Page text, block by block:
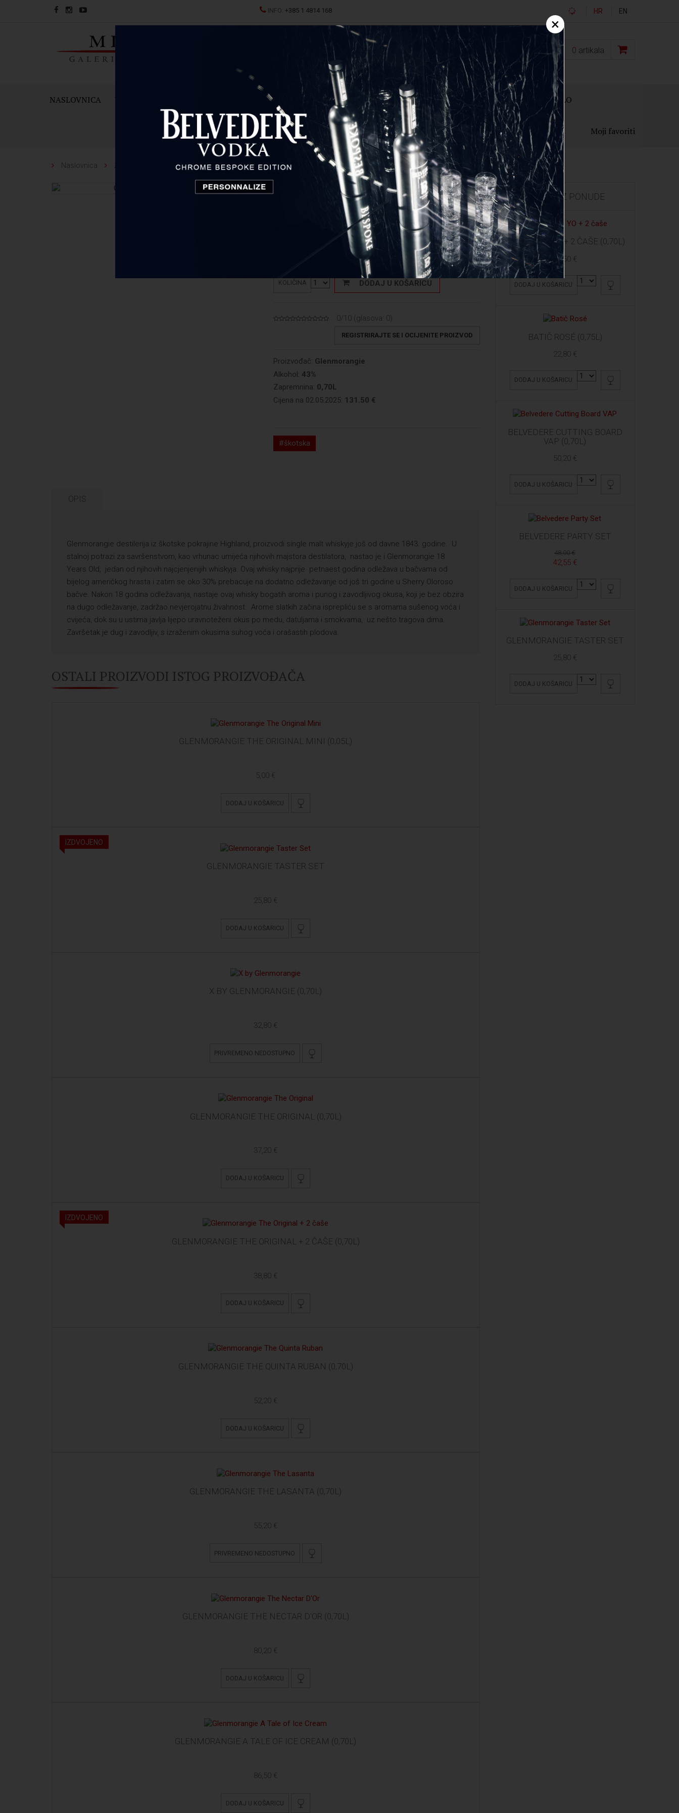
INFO: +385 1 4814 168 HR EN
0,00 € 0 artikala
NASLOVNICA VINA SPRITZ ŽESTOKA PIĆA ČAŠE I DEKANTERI POKLON PAKIRANJA OSTALO
Moji favoriti
Naslovnica Glenmorangie Glenmorangie 18 Years Old
Glenmorangie 18 Years Old
Škotska, Ujedinjeno Kraljevstvo
€
KOLIČINA DODAJ U KOŠARICU
0/10 (glasova: 0)
REGISTRIRAJTE SE I OCIJENITE PROIZVOD
Proizvođač: Glenmorangie
Alkohol: 43%
Zapremnina: 0,70L
Cijena na 02.05.2025: 131.50 €
#škotska
OPIS
Glenmorangie destilerija iz škotske pokrajine Highland, proizvodi single malt whiskyje još od davne 1843. godine. U
stalnoj potrazi za savršenstvom, kao vrhunac umijeća njihovih majstora destilatora, nastao je i Glenmorangie 18
Years Old, jedan od njihovih najcjenjenijih whiskyja. Ovaj whisky najprije petnaest godina odležava u bačvama od
bijelog američkog hrasta i zatim se oko 30% prebacuje na dodatno odležavanje od još tri godine u Sherry Oloroso
bačve. Nakon 18 godina odležavanja, nastaje ovaj whisky bogatih aroma i punog i zavodljivog okusa, koji je bez obzira
na dugo odležavanje, zadržao nevjerojatnu živahnost. Arome slatkih začina isprepliću se s aromama sušenog voća i
cvijeća, dok su u ustima javlja lijepo uravnoteženi okus po medu, datuljama i smokvama, uz nešto tragova dima.
Završetak je dug i zavodljiv, s izraženim okusima suhog voća i orašastih plodova.
OSTALI PROIZVODI ISTOG PROIZVOĐAČA
GLENMORANGIE THE ORIGINAL MINI (0,05L)
5,00 €
DODAJ U KOŠARICU
IZDVOJENO
GLENMORANGIE TASTER SET
25,80 €
DODAJ U KOŠARICU
X BY GLENMORANGIE (0,70L)
32,80 €
PRIVREMENO NEDOSTUPNO
GLENMORANGIE THE ORIGINAL (0,70L)
37,20 €
DODAJ U KOŠARICU
IZDVOJENO
GLENMORANGIE THE ORIGINAL + 2 ČAŠE (0,70L)
38,80 €
DODAJ U KOŠARICU
GLENMORANGIE THE QUINTA RUBAN (0,70L)
52,20 €
DODAJ U KOŠARICU
GLENMORANGIE THE LASANTA (0,70L)
55,20 €
PRIVREMENO NEDOSTUPNO
GLENMORANGIE THE NECTAR D'OR (0,70L)
80,20 €
DODAJ U KOŠARICU
GLENMORANGIE A TALE OF ICE CREAM (0,70L)
86,50 €
DODAJ U KOŠARICU
IZDVOJENO IZ PONUDE
ARDBEG 10 YO + 2 ČAŠE (0,70L)
61,50 €
DODAJ U KOŠARICU
BATIČ ROSÉ (0,75L)
22,80 €
DODAJ U KOŠARICU
BELVEDERE CUTTING BOARD
VAP (0,70L)
50,20 €
DODAJ U KOŠARICU
BELVEDERE PARTY SET
48,00 €
42,55 €
DODAJ U KOŠARICU
GLENMORANGIE TASTER SET
25,80 €
DODAJ U KOŠARICU
×